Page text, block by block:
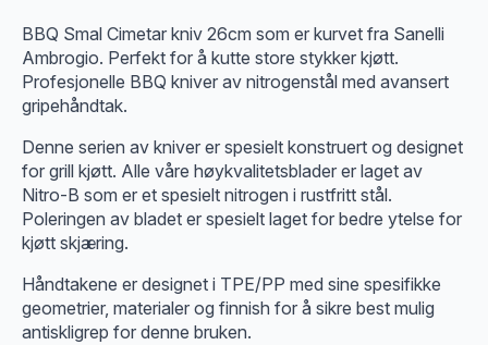
BBQ Smal Cimetar kniv 26cm som er kurvet fra Sanelli
Ambrogio. Perfekt for å kutte store stykker kjøtt.
Profesjonelle BBQ kniver av nitrogenstål med avansert
gripehåndtak.
Denne serien av kniver er spesielt konstruert og designet
for grill kjøtt. Alle våre høykvalitetsblader er laget av
Nitro-B som er et spesielt nitrogen i rustfritt stål.
Poleringen av bladet er spesielt laget for bedre ytelse for
kjøtt skjæring.
Håndtakene er designet i TPE/PP med sine spesifikke
geometrier, materialer og finnish for å sikre best mulig
antiskligrep for denne bruken.